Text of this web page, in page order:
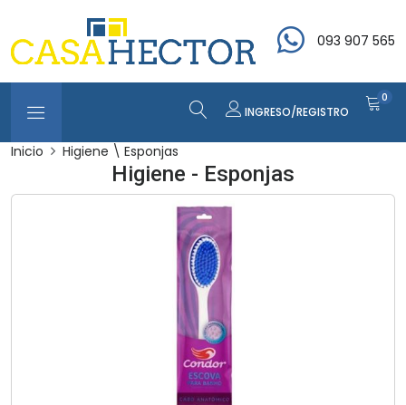
093 907 565
INGRESO/REGISTRO
0
Inicio Higiene \ Esponjas
Higiene - Esponjas